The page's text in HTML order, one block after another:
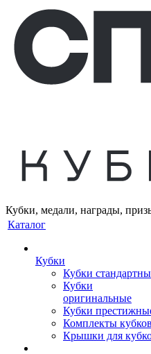
Кубки, медали, награды,
Каталог
Кубки
Кубки
Кубки
оригинальные
Кубки
Комплекты кубков
Крышки для